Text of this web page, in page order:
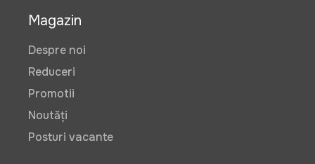
Magazin
Despre noi
Reduceri
Promotii
Noutăți
Posturi vacante